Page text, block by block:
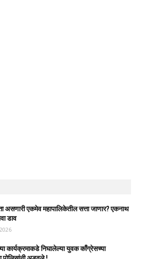
असणारी एकमेव महापालिकेतील सत्ता जाणार? एकनाथ
डाव
कार्यक्रमाकडे निघालेल्या युवक काँग्रेसच्या